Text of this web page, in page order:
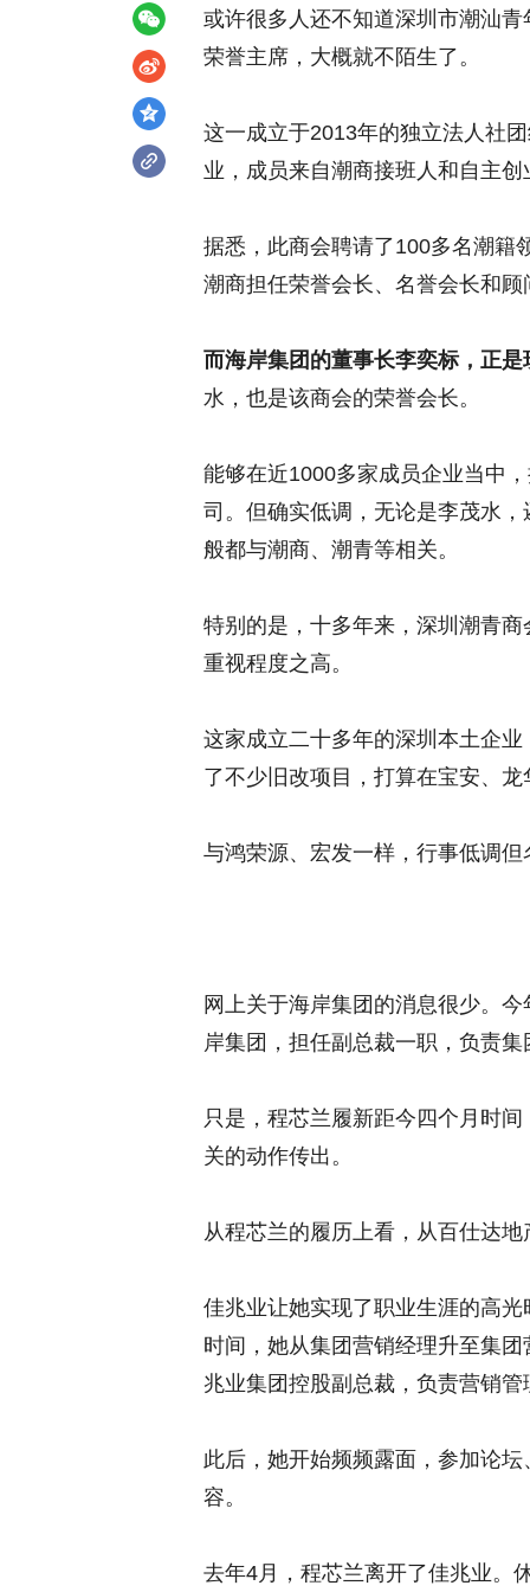
或许很多人还不知道深圳市潮汕
荣誉主席，大概就不陌生了。
这一成立于2013年的独立法人社
业，成员来自潮商接班人和自主
据悉，此商会聘请了100多名潮籍
潮商担任荣誉会长、名誉会长和顾
而海岸集团的董事长李奕标，正
水，也是该商会的荣誉会长。
能够在近1000多家成员企业当中
司。但确实低调，无论是李茂水
般都与潮商、潮青等相关。
特别的是，十多年来，深圳潮青
重视程度之高。
这家成立二十多年的深圳本土企
了不少旧改项目，打算在宝安、
与鸿荣源、宏发一样，行事低调但
网上关于海岸集团的消息很少。
岸集团，担任副总裁一职，负责
只是，程芯兰履新距今四个月时
关的动作传出。
从程芯兰的履历上看，从百仕达
佳兆业让她实现了职业生涯的高
时间，她从集团营销经理升至集
兆业集团控股副总裁，负责营销管
此后，她开始频频露面，参加论
容。
去年4月，程芯兰离开了佳兆业。